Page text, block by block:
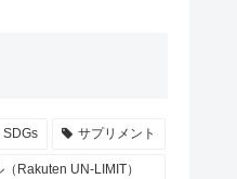
SDGs サプリメント
Rakuten UN-LIMIT）